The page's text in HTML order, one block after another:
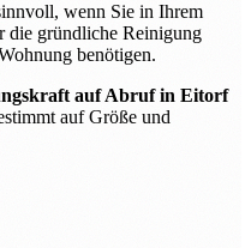
wenn Sie in Ihrem
die gründliche Reinigung
benötigen.
auf Abruf in Eitorf
auf Größe und